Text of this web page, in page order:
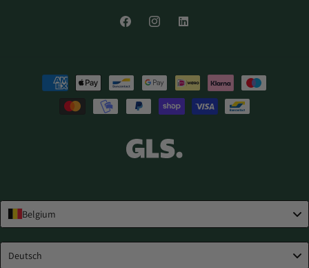
FacebookInstagramLinkedIn
Zahlungsmethoden
Belgium
Deutsch